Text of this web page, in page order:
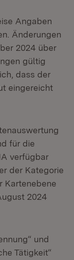
Angaben
Änderungen
2024 über
gültig
dass der
eingereicht
für die
verfügbar
der Kategorie
Kartenebene
2024
und
Tätigkeit“